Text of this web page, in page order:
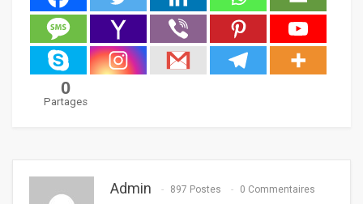
0
Partages
Admin 897 Postes 0 Commentaires